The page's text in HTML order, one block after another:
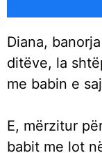
Diana,
ditëve, la
me babin e
E, mërzitur
babit me lot